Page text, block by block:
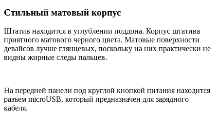
Стильный матовый корпус
Штатив находится в углублении поддона. Корпус штатива
приятного матового черного цвета. Матовые поверхности
девайсов лучше глянцевых, поскольку на них практически не
видны жирные следы пальцев.
На передней панели под круглой кнопкой питания находится
разъем microUSB, который предназначен для зарядного
кабеля.